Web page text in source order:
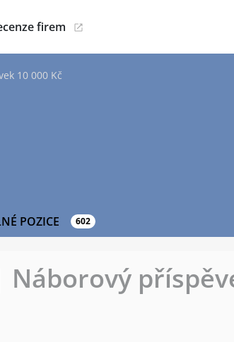
firem
10 000 Kč
POZICE 602